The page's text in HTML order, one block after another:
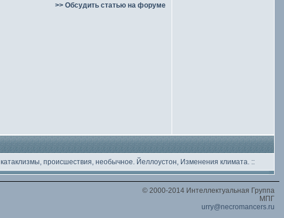
>> Обсудить статью на форуме
катаклизмы, происшествия, необычное. Йеллоустон, Изменения климата. ::
© 2000-2014 Интеллектуальная Группа
МПГ
urry@necromancers.ru